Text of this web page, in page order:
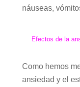
náuseas,
Efectos de la
Como hemos
ansiedad y el